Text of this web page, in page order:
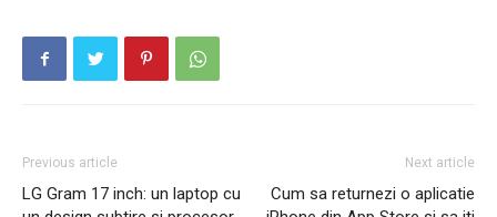
Previous article
LG Gram 17 inch: un laptop cu
Next article
Cum sa returnezi o aplicatie